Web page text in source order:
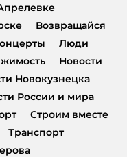
Возвращайся
Люди
Новости
Новокузнецка
России и мира
Строим вместе
Транспорт